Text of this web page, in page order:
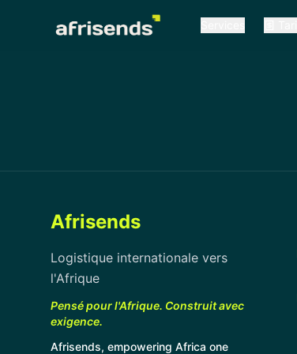
Afrisends
Logistique internationale vers
l'Afrique
Pensé pour l'Afrique. Construit avec
exigence.
Afrisends, empowering Africa one